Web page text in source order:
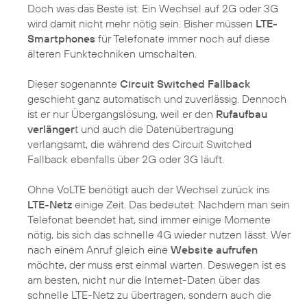
Doch was das Beste ist: Ein Wechsel auf 2G oder 3G
wird damit nicht mehr nötig sein. Bisher müssen LTE-
Smartphones für Telefonate immer noch auf diese
älteren Funktechniken umschalten.
Dieser sogenannte Circuit Switched Fallback
geschieht ganz automatisch und zuverlässig. Dennoch
ist er nur Übergangslösung, weil er den Rufaufbau
verlängert und auch die Datenübertragung
verlangsamt, die während des Circuit Switched
Fallback ebenfalls über 2G oder 3G läuft.
Ohne VoLTE benötigt auch der Wechsel zurück ins
LTE-Netz einige Zeit. Das bedeutet: Nachdem man sein
Telefonat beendet hat, sind immer einige Momente
nötig, bis sich das schnelle 4G wieder nutzen lässt. Wer
nach einem Anruf gleich eine Website aufrufen
möchte, der muss erst einmal warten. Deswegen ist es
am besten, nicht nur die Internet-Daten über das
schnelle LTE-Netz zu übertragen, sondern auch die